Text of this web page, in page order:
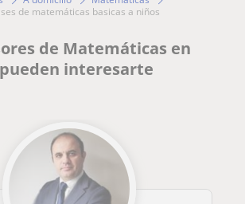
de matemáticas basicas a niños
de Matemáticas en
interesarte